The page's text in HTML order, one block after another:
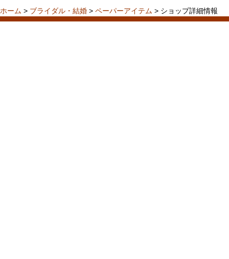
ホーム > ブライダル・結婚 > ペーパーアイテム > ショップ詳細情報